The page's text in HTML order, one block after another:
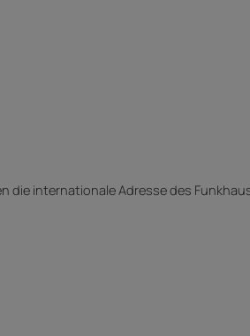
internationale Adresse des